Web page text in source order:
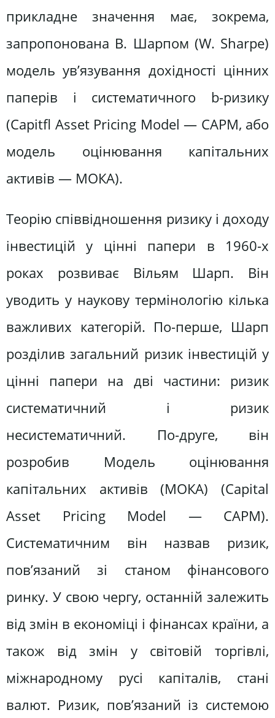
прикладне значення має, зокрема,
запропонована В. Шарпом (W. Sharpe)
модель ув’язування дохідності цінних
паперів і систематичного b-ризику
(Сapitfl Asset Pricing Model — CАРМ, або
модель оцінювання капітальних
активів — МОКА).
Теорію співвідношення ризику і доходу
інвестицій у цінні папери в 1960-х
роках розвиває Вільям Шарп. Він
уводить у наукову термінологію кілька
важливих категорій. По-перше, Шарп
розділив загальний ризик інвестицій у
цінні папери на дві частини: ризик
систематичний і ризик
несистематичний. По-друге, він
розробив Модель оцінювання
капітальних активів (МОКА) (Capital
Asset Pricing Model — CAPM).
Систематичним він назвав ризик,
пов’язаний зі станом фінансового
ринку. У свою чергу, останній залежить
від змін в економіці і фінансах країни, а
також від змін у світовій торгівлі,
міжнародному русі капіталів, стані
валют. Ризик, пов’язаний із системою